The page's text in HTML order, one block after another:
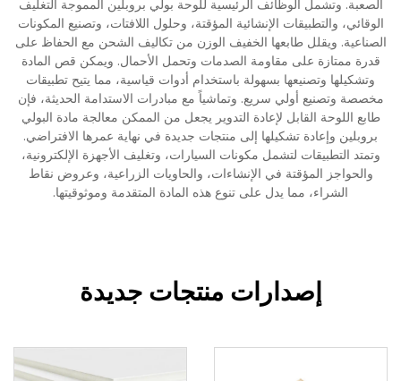
الصعبة. وتشمل الوظائف الرئيسية للوحة بولي بروبلين المموجة التغليف
الوقائي، والتطبيقات الإنشائية المؤقتة، وحلول اللافتات، وتصنيع المكونات
الصناعية. ويقلل طابعها الخفيف الوزن من تكاليف الشحن مع الحفاظ على
قدرة ممتازة على مقاومة الصدمات وتحمل الأحمال. ويمكن قص المادة
وتشكيلها وتصنيعها بسهولة باستخدام أدوات قياسية، مما يتيح تطبيقات
مخصصة وتصنيع أولي سريع. وتماشياً مع مبادرات الاستدامة الحديثة، فإن
طابع اللوحة القابل لإعادة التدوير يجعل من الممكن معالجة مادة البولي
بروبلين وإعادة تشكيلها إلى منتجات جديدة في نهاية عمرها الافتراضي.
وتمتد التطبيقات لتشمل مكونات السيارات، وتغليف الأجهزة الإلكترونية،
والحواجز المؤقتة في الإنشاءات، والحاويات الزراعية، وعروض نقاط
الشراء، مما يدل على تنوع هذه المادة المتقدمة وموثوقيتها.
إصدارات منتجات جديدة